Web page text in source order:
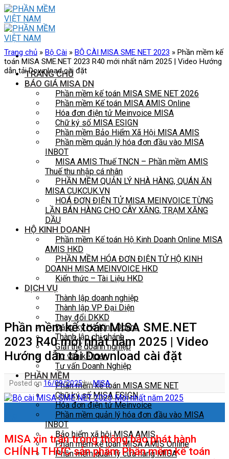
Skip
to
content
TRANG CHỦ
BÁO GIÁ MISA DN
Phần mềm kế toán MISA SME NET 2026
Phần mềm Kế toán MISA AMIS Online
Hóa đơn điện tử Meinvoice MISA
Chữ ký số MISA ESIGN
Phần mềm Bảo Hiểm Xã Hội MISA AMIS
Phần mềm quản lý hóa đơn đầu vào MISA
INBOT
MISA AMIS Thuế TNCN – Phần mềm AMIS
Thuế thu nhập cá nhân
PHẦN MỀM QUẢN LÝ NHÀ HÀNG, QUÁN ĂN
MISA CUKCUK.VN
HOÁ ĐƠN ĐIỆN TỬ MISA MEINVOICE TỪNG
LẦN BÁN HÀNG CHO CÂY XĂNG, TRẠM XĂNG
DẦU
HỘ KINH DOANH
Phần mềm Kế toán Hộ Kinh Doanh Online MISA
AMIS HKD
PHẦN MỀM HÓA ĐƠN ĐIỆN TỬ HỘ KINH
DOANH MISA MEINVOICE HKD
Kiến thức – Tài Liệu HKD
DỊCH VỤ
Thành lập doanh nghiệp
Thành lập VP Đại Diện
Thay đổi DKKD
Đăng ký Hộ Kinh Doanh
Thành lập chi nhánh
Giải thể doanh nghiệp
Tư vấn kế toán
Tư vấn Doanh Nghiệp
PHẦN MỀM
Phần mềm kế toán MISA SME NET
Chữ ký số MISA ESIGN
Hóa đơn điện tử Meinvoice
Phần mềm quản lý hóa đơn đầu vào MISA
INBOT
Bảo hiểm xã hội MISA AMIS
Phần mềm kế toán MISA AMIS Online
Phần mềm quản lý cửa hàng MISA
Trang chủ » Bộ Cài » BỘ CÀI MISA SME NET 2023 » Phần mềm kế
toán MISA SME.NET 2023 R40 mới nhất năm 2025 | Video Hướng
dẫn tải Download cài đặt
Phần mềm kế toán MISA SME.NET
2023 R40 mới nhất năm 2025 | Video
Hướng dẫn tải Download cài đặt
Posted on 16/09/2025byMISA
MISA xin trân trọng thông báo phát hành
CHÍNH THỨC sản phẩm Phần mềm kế toán